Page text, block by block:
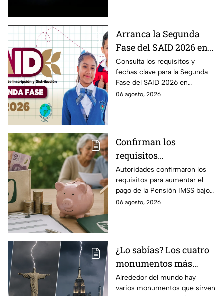
Arranca la Segunda
Fase del SAID 2026 en
Edomex para grados
intermedios: Fechas
clave y requisitos para
cambios de escuela
Consulta los requisitos y
fechas clave para la Segunda
Fase del SAID 2026 en
Edomex y asegura el traslado
06 agosto, 2026
Confirman los
requisitos
indispensables para
incrementar el pago de
la Pensión IMSS bajo el
régimen de la Ley 73
Autoridades confirmaron los
requisitos para aumentar el
pago de la Pensión IMSS bajo
la Ley 73, ¿cuáles son?
06 agosto, 2026
¿Lo sabías? Los cuatro
monumentos más
famosos del mundo que
también funcionan
Alrededor del mundo hay
varios monumentos que sirven